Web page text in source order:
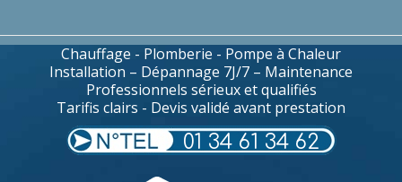
Chauffage - Plomberie - Pompe à Chaleur
Installation – Dépannage 7J/7 – Maintenance
Professionnels sérieux et qualifiés
Tarifis clairs - Devis validé avant prestation
01 34 61 34 62